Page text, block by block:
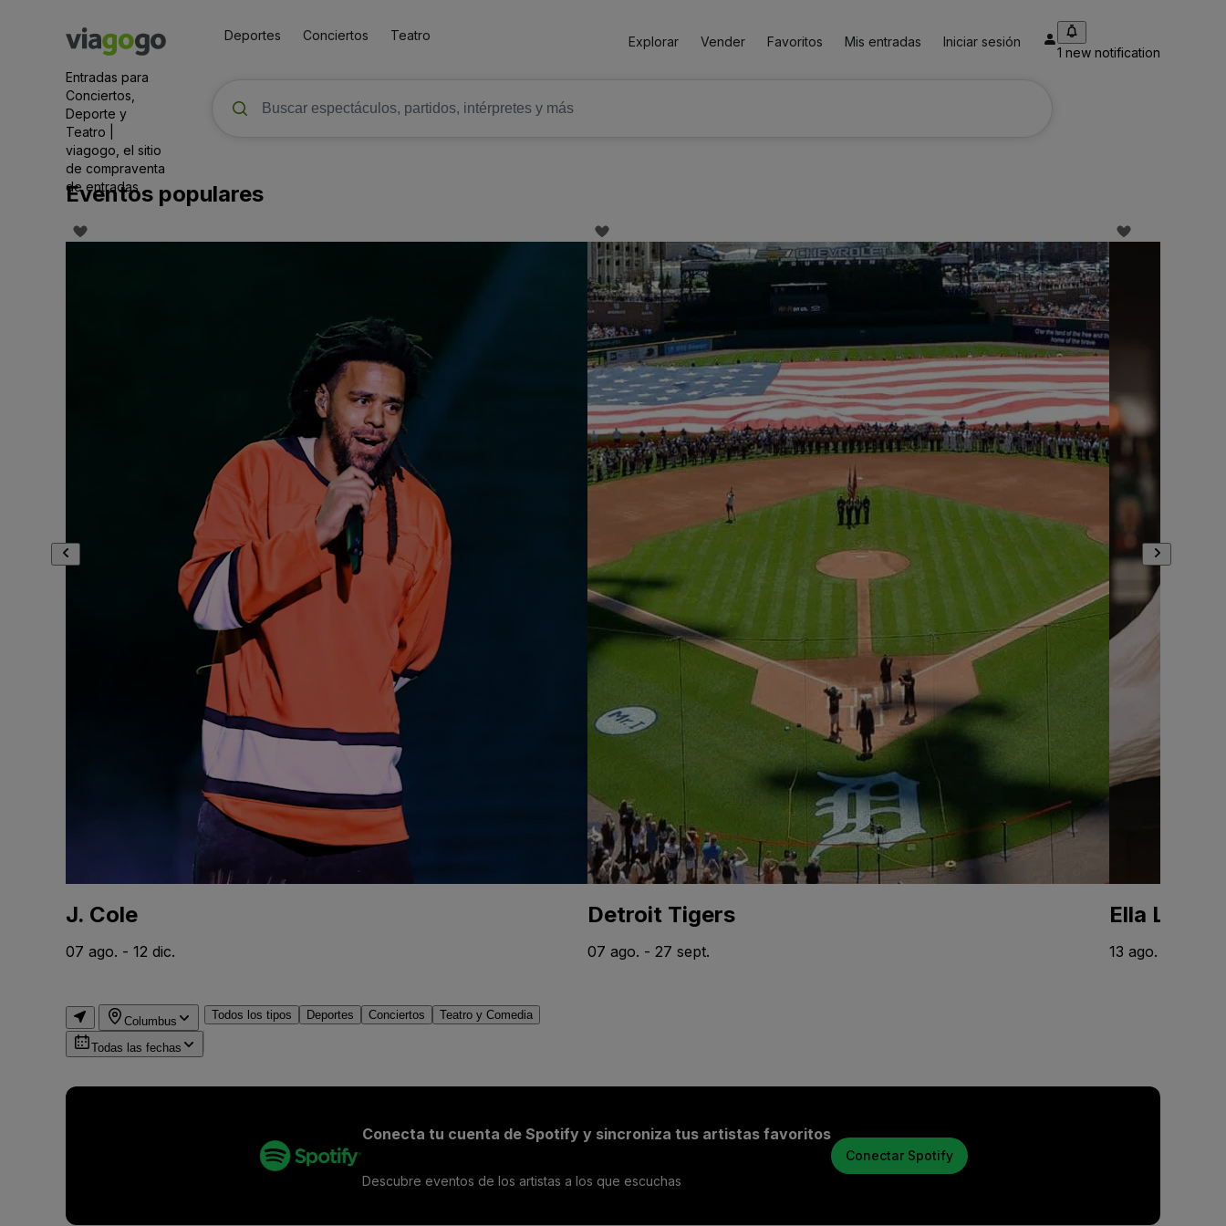
Entradas para
Conciertos,
Deporte y
Teatro |
viagogo, el sitio
de compraventa
de entradas
Deportes Conciertos Teatro Explorar Vender Favoritos Mis entradas Iniciar sesión
1 new notification
Eventos populares
J. Cole
07 ago. - 12 dic.
Detroit Tigers
07 ago. - 27 sept.
Ella
13 ago. - 18 jun.
Columbus
Todas las fechas
Todos los tipos Deportes Conciertos Teatro y Comedia
Conecta tu cuenta de Spotify y sincroniza tus artistas favoritos
Descubre eventos de los artistas a los que escuchas
Conectar Spotify